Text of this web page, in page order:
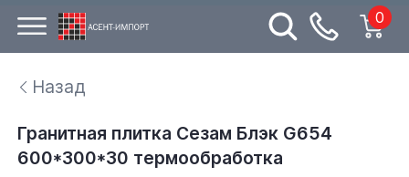
0
Назад
Гранитная плитка Сезам Блэк G654
600*300*30 термообработка